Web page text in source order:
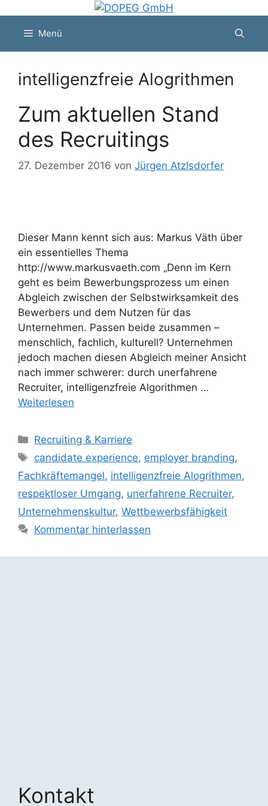
springenMenü
intelligenzfreie Alogrithmen
Zum aktuellen Stand
des Recruitings
27. Dezember 2016 von Jürgen Atzlsdorfer
Dieser Mann kennt sich aus: Markus Väth über
ein essentielles Thema
http://www.markusvaeth.com „Denn im Kern
geht es beim Bewerbungsprozess um einen
Abgleich zwischen der Selbstwirksamkeit des
Bewerbers und dem Nutzen für das
Unternehmen. Passen beide zusammen –
menschlich, fachlich, kulturell? Unternehmen
jedoch machen diesen Abgleich meiner Ansicht
nach immer schwerer: durch unerfahrene
Recruiter, intelligenzfreie Algorithmen …
Weiterlesen
Kategorien
Recruiting & Karriere
Schlagwörter
candidate experience, employer branding,
Fachkräftemangel, intelligenzfreie Alogrithmen,
respektloser Umgang, unerfahrene Recruiter,
Unternehmenskultur, Wettbewerbsfähigkeit
Kommentar hinterlassen
Kontakt